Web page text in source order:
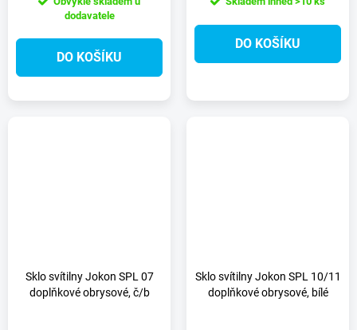
dodavatele
DO KOŠÍKU
DO KOŠÍKU
Sklo svítilny Jokon SPL 07
doplňkové obrysové, č/b
Sklo svítilny Jokon SPL 10/11
doplňkové obrysové, bílé